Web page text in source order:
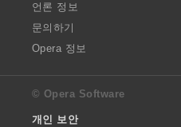
언론 정보
문의하기
Opera 정보
© Opera Software
개인 보안